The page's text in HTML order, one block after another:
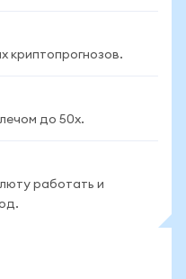
криптопрогнозов.
до 50x.
работать и